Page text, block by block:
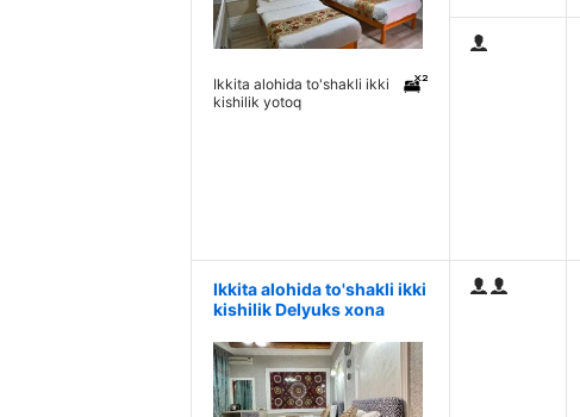
Ikkita alohida to'shakli ikki
kishilik yotoq
Ikkita alohida to'shakli ikki
kishilik Delyuks xona